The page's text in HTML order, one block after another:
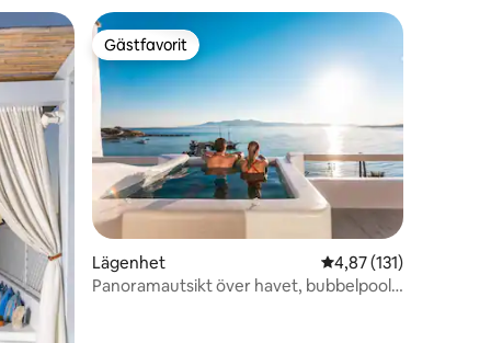
Gästfavorit
Gästfavorit
Lägenhet 4,87 av 5 i
4,87 (131)
Panoramautsikt över havet, bubbelpool,